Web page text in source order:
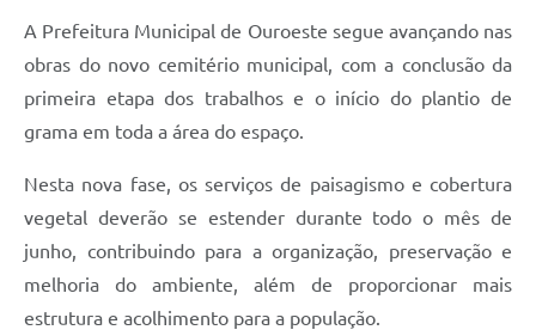
A Prefeitura Municipal de Ouroeste segue avançando nas
obras do novo cemitério municipal, com a conclusão da
primeira etapa dos trabalhos e o início do plantio de
grama em toda a área do espaço.
Nesta nova fase, os serviços de paisagismo e cobertura
vegetal deverão se estender durante todo o mês de
junho, contribuindo para a organização, preservação e
melhoria do ambiente, além de proporcionar mais
estrutura e acolhimento para a população.